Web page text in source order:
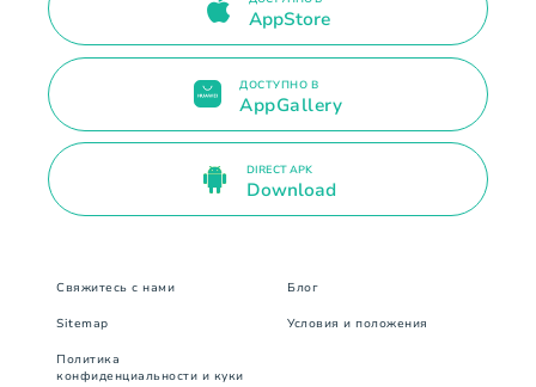
AppStore
ДОСТУПНО В
AppGallery
DIRECT APK
Download
Свяжитесь с нами Блог
Sitemap Условия и положения
Политика
конфиденциальности и куки